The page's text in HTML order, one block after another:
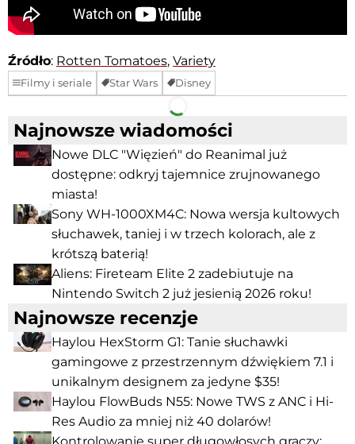
Źródło: Rotten Tomatoes, Variety
Filmy i seriale Star Wars Disney
Facebook Telegram
Najnowsze wiadomości
Nowe DLC "Więzień" do Reanimal już
dostępne: odkryj tajemnice zrujnowanego
miasta!
Sony WH-1000XM4C: Nowa wersja kultowych
słuchawek, taniej i w trzech kolorach, ale z
krótszą baterią!
Aliens: Fireteam Elite 2 zadebiutuje na
Nintendo Switch 2 już jesienią 2026 roku!
Najnowsze recenzje
Haylou HexStorm G1: Tanie słuchawki
gamingowe z przestrzennym dźwiękiem 7.1 i
unikalnym designem za jedyne $35!
Haylou FlowBuds N55: Nowe TWS z ANC i Hi-
Res Audio za mniej niż 40 dolarów!
Kontrolowanie super długowłosych graczy: